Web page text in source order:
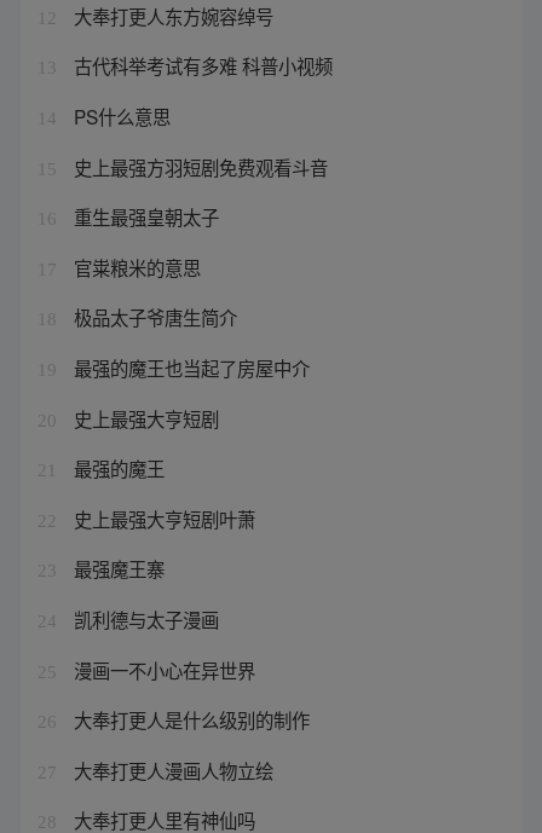
12 大奉打更人东方婉容绰号
13 古代科举考试有多难 科普小视频
14 PS什么意思
15 史上最强方羽短剧免费观看斗音
16 重生最强皇朝太子
17 官粜粮米的意思
18 极品太子爷唐生简介
19 最强的魔王也当起了房屋中介
20 史上最强大亨短剧
21 最强的魔王
22 史上最强大亨短剧叶萧
23 最强魔王寨
24 凯利德与太子漫画
25 漫画一不小心在异世界
26 大奉打更人是什么级别的制作
27 大奉打更人漫画人物立绘
28 大奉打更人里有神仙吗